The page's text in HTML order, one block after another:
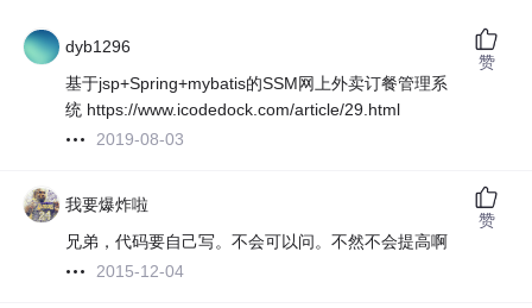
dyb1296
基于jsp+Spring+mybatis的SSM网上外卖订餐管理系
统 https://www.icodedock.com/article/29.html
2019-08-03
赞
我要爆炸啦
兄弟，代码要自己写。不会可以问。不然不会提高啊
2015-12-04
赞